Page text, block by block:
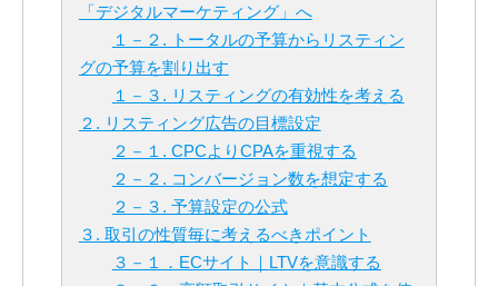
「デジタルマーケティング」へ
１－２. トータルの予算からリスティン
グの予算を割り出す
１－３. リスティングの有効性を考える
２. リスティング広告の目標設定
２－１. CPCよりCPAを重視する
２－２. コンバージョン数を想定する
２－３. 予算設定の公式
３. 取引の性質毎に考えるべきポイント
３－１．ECサイト｜LTVを意識する